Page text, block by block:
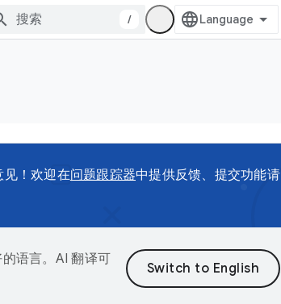
/
！欢迎在问题跟踪器中提供反馈、提交功能请
语言。AI 翻译可